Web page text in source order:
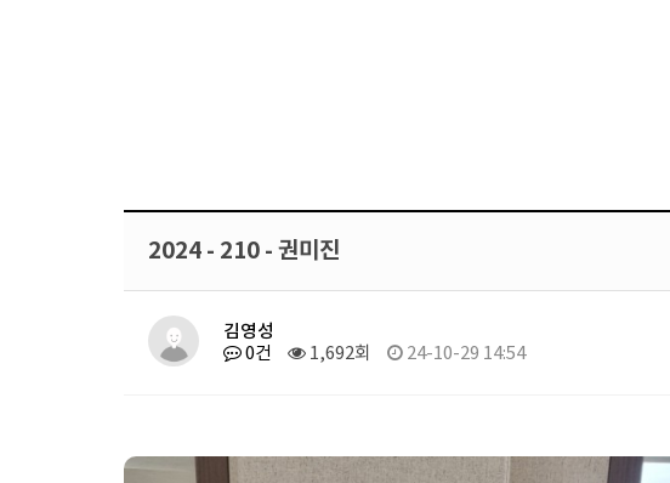
2024 - 210 - 권미진
김영성
0건
1,692회 24-10-29 14:54